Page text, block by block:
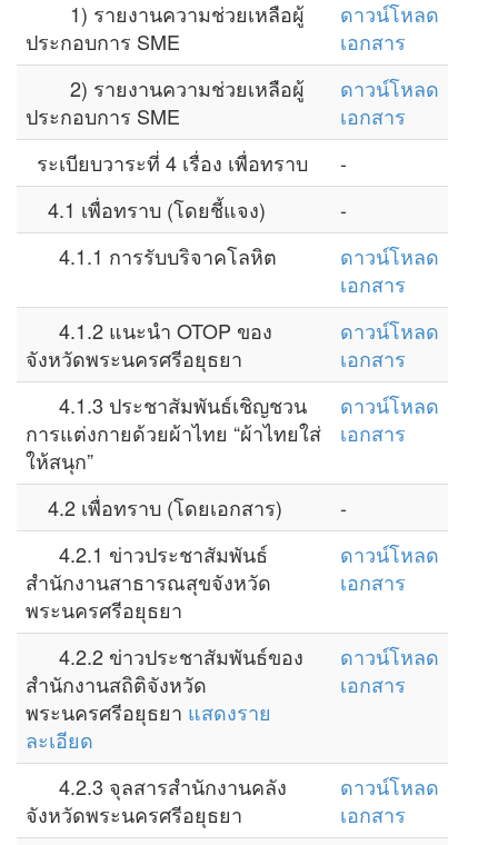
1) รายงานความช่วยเหลือผู้
ประกอบการ SME
ดาวน์โหลด
เอกสาร
2) รายงานความช่วยเหลือผู้
ประกอบการ SME
ดาวน์โหลด
เอกสาร
ระเบียบวาระที่ 4 เรื่อง เพื่อทราบ
-
4.1 เพื่อทราบ (โดยชี้แจง)
-
4.1.1 การรับบริจาคโลหิต
ดาวน์โหลด
เอกสาร
4.1.2 แนะนำ OTOP ของ
จังหวัดพระนครศรีอยุธยา
ดาวน์โหลด
เอกสาร
4.1.3 ประชาสัมพันธ์เชิญชวน
การแต่งกายด้วยผ้าไทย “ผ้าไทยใส่
ให้สนุก”
ดาวน์โหลด
เอกสาร
4.2 เพื่อทราบ (โดยเอกสาร)
-
4.2.1 ข่าวประชาสัมพันธ์
สำนักงานสาธารณสุขจังหวัด
พระนครศรีอยุธยา
ดาวน์โหลด
เอกสาร
4.2.2 ข่าวประชาสัมพันธ์ของ
สำนักงานสถิติจังหวัด
พระนครศรีอยุธยา แสดงราย
ละเอียด
ดาวน์โหลด
เอกสาร
4.2.3 จุลสารสำนักงานคลัง
จังหวัดพระนครศรีอยุธยา
ดาวน์โหลด
เอกสาร